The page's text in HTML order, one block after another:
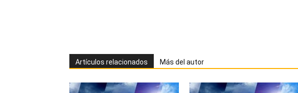
Artículos relacionados Más del autor